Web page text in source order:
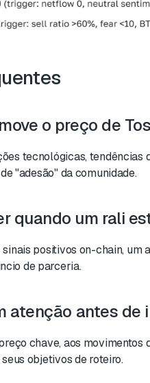
o preço de
tecnológicas, tendências
"adesão" da comunidade.
quando um rali
positivos on-chain, um
de parceria.
atenção antes de
chave, aos movimentos
objetivos de roteiro.